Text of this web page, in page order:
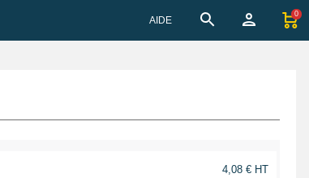
AIDE
0
4,08 € HT